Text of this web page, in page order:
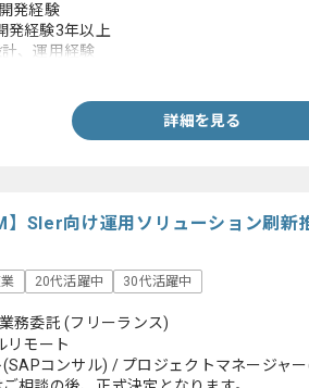
発経験
発経験3年以上
計、運用経験
詳細を見る
】SIer向け運用ソリューション刷
20代活躍中 30代活躍中
務委託(フリーランス)
リモート
(SAPコンサル) / プロジェクトマネージャ